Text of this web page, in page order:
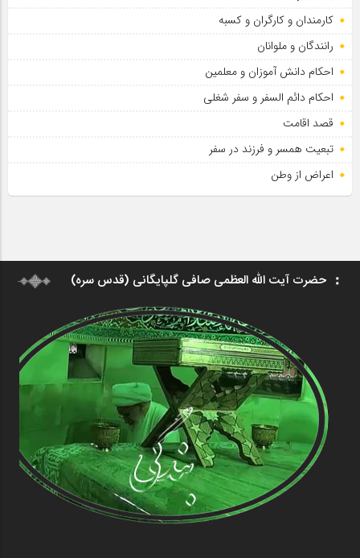
کارمندان و کارگران و کسبه
رانندگان و ملوانان
احکام دانش آموزان و معلمین
احکام دائم السفر و سفر شغلی
قصد اقامت
تبعیت همسر و فرزند در سفر
اعراض از وطن
حضرت آیت الله العظمی صافی گلپایگانی (قدس سره)